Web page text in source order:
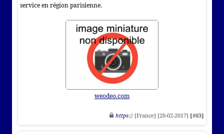
service en région parisienne.
weodeo.com
https:// [France] [20-02-2017] [#63]